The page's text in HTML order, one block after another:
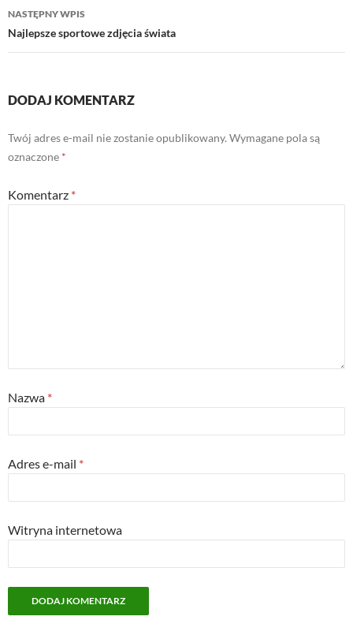
NASTĘPNY WPIS
Najlepsze sportowe zdjęcia świata
DODAJ KOMENTARZ
Twój adres e-mail nie zostanie opublikowany. Wymagane pola są
oznaczone *
Komentarz *
Nazwa *
Adres e-mail *
Witryna internetowa